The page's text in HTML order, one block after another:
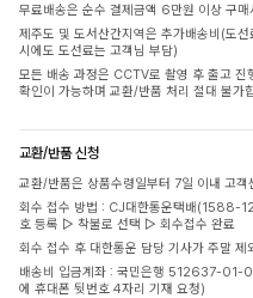
무료배송은 순수 결제금액 6만원 이상 구
제주도 및 도서산간지역은 추가배송비(도
시에도 도선료는 고객님 부담)
모든 배송 과정은 CCTV로 촬영 후 출고 진
확인이 가능하며 교환/반품 처리 절대 불가
교환/반품 신청
교환/반품은 상품수령일부터 7일 이내 고
회수 접수 방법 : CJ대한통운택배(1588-
호 등록 ▷ 착불로 선택 ▷ 회수접수 완료
회수 접수 후 대한통운 담당 기사가 주말
배송비 입금계좌 : 국민은행 512637-01-
에 휴대폰 뒷번호 4자리 기재 요청)